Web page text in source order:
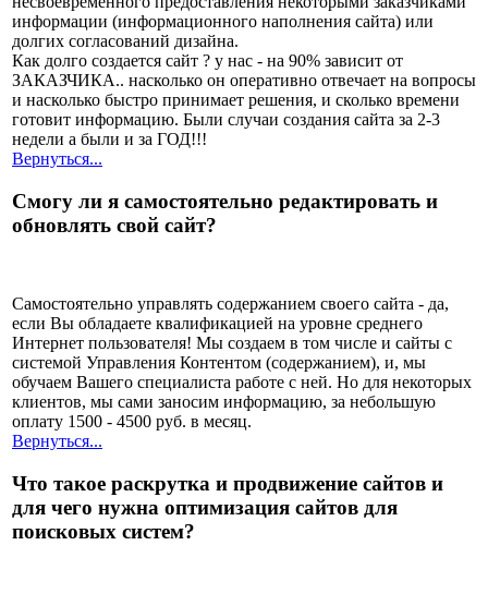
информации (информационного наполнения сайта) или
долгих согласований дизайна.
Как долго создается сайт ? у нас - на 90% зависит от
ЗАКАЗЧИКА.. насколько он оперативно отвечает на вопросы
и насколько быстро принимает решения, и сколько времени
готовит информацию. Были случаи создания сайта за 2-3
недели а были и за ГОД!!!
Вернуться...
Смогу ли я самостоятельно редактировать и
обновлять свой сайт?
Самостоятельно управлять содержанием своего сайта - да,
если Вы обладаете квалификацией на уровне среднего
Интернет пользователя! Мы создаем в том числе и сайты с
системой Управления Контентом (содержанием), и, мы
обучаем Вашего специалиста работе с ней. Но для некоторых
клиентов, мы сами заносим информацию, за небольшую
оплату 1500 - 4500 руб. в месяц.
Вернуться...
Что такое раскрутка и продвижение сайтов и
для чего нужна оптимизация сайтов для
поисковых систем?